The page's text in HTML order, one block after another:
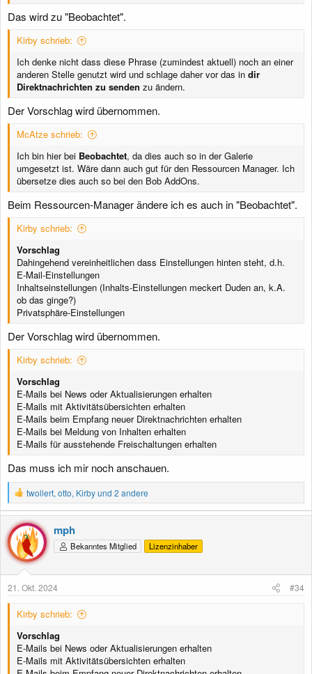
Das wird zu "Beobachtet".
Kirby schrieb:
Ich denke nicht dass diese Phrase (zumindest aktuell) noch an einer
anderen Stelle genutzt wird und schlage daher vor das in dir
Direktnachrichten zu senden zu ändern.
Der Vorschlag wird übernommen.
McAtze schrieb:
Ich bin hier bei Beobachtet, da dies auch so in der Galerie
umgesetzt ist. Wäre dann auch gut für den Ressourcen Manager. Ich
übersetze dies auch so bei den Bob AddOns.
Beim Ressourcen-Manager ändere ich es auch in "Beobachtet".
Kirby schrieb:
Vorschlag
Dahingehend vereinheitlichen dass Einstellungen hinten steht, d.h.
E-Mail-Einstellungen
Inhaltseinstellungen (Inhalts-Einstellungen meckert Duden an, k.A.
ob das ginge?)
Privatsphäre-Einstellungen
Der Vorschlag wird übernommen.
Kirby schrieb:
Vorschlag
E-Mails bei News oder Aktualisierungen erhalten
E-Mails mit Aktivitätsübersichten erhalten
E-Mails beim Empfang neuer Direktnachrichten erhalten
E-Mails bei Meldung von Inhalten erhalten
E-Mails für ausstehende Freischaltungen erhalten
Das muss ich mir noch anschauen.
R
e
a
k
t
o
n
n
twollert, otto, Kirbyund 2 andere
mph
Bekanntes Mitglied Lizenzinhaber
21. Okt. 2024 #34
Kirby schrieb:
Vorschlag
E-Mails bei News oder Aktualisierungen erhalten
E-Mails mit Aktivitätsübersichten erhalten